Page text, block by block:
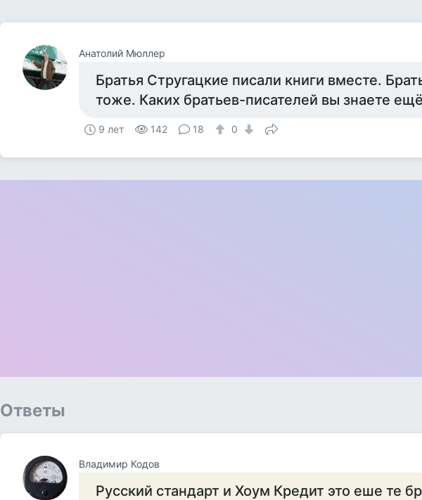
Анатолий Мюллер
Братья Стругацкие писали книги вместе.
тоже. Каких братьев-писателей вы знаете
9 лет 142 18 0
Ответы
Владимир Кодов
Русский стандарт и Хоум Кредит это еше те